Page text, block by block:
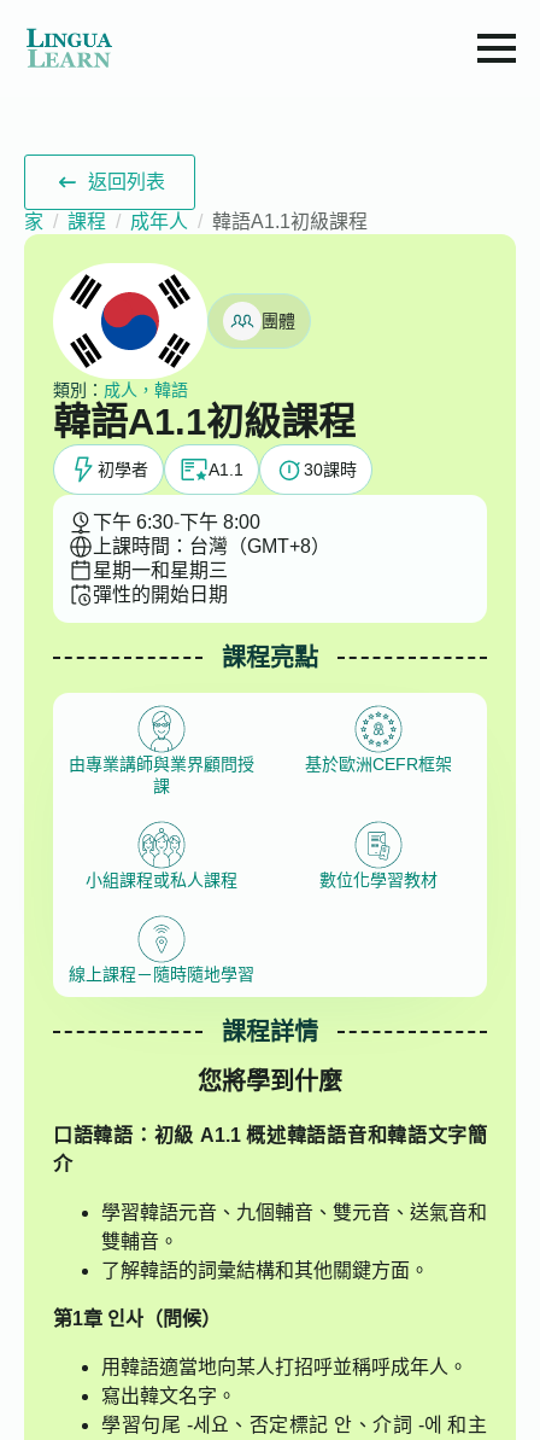
返回列表
家
課程 成年人 韓語A1.1初級課程
團體
類別： 成人，韓語
韓語A1.1初級課程
初學者 A1.1 30課時
下午 6:30-下午 8:00
上課時間：台灣（GMT+8）
星期一和星期三
彈性的開始日期
課程亮點
由專業講師與業界顧問授
課
基於歐洲CEFR框架
小組課程或私人課程 數位化學習教材
線上課程－隨時隨地學習
課程詳情
您將學到什麼
口語韓語：初級 A1.1 概述韓語語音和韓語文字簡
介
學習韓語元音、九個輔音、雙元音、送氣音和
雙輔音。
了解韓語的詞彙結構和其他關鍵方面。
第1章 인사（問候）
用韓語適當地向某人打招呼並稱呼成年人。
寫出韓文名字。
學習句尾 -세요、否定標記 안、介詞 -에 和主